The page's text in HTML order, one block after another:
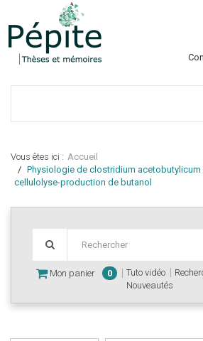
Vous êtes ici : Accueil
Physiologie de clostridium
cellulolyse-production de butanol
Mon panier 0 Tuto vidéo
Nouveautés